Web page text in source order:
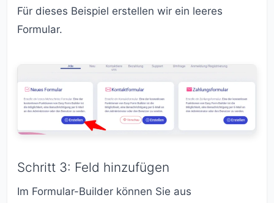
Für dieses Beispiel erstellen wir ein leeres
Formular.
Schritt 3: Feld hinzufügen
Im Formular-Builder können Sie aus